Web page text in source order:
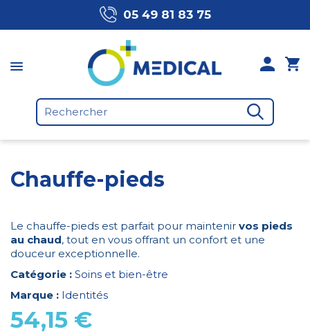
05 49 81 83 75
Chauffe-pieds
Le chauffe-pieds est parfait pour maintenir vos pieds
au chaud, tout en vous offrant un confort et une
douceur exceptionnelle.
Catégorie : Soins et bien-être
Marque : Identités
54,15 €